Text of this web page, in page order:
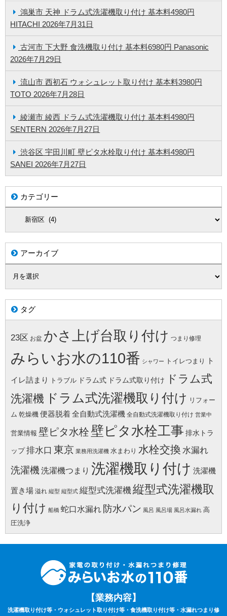
鴻巣市 天神 ドラム式洗濯機取り付け 基本料4980円
HITACHI 2026年7月31日
古河市 下大野 食洗機取り付け 基本料6980円 Panasonic
2026年7月29日
流山市 西初石 ウォシュレット取り付け 基本料3980円
TOTO 2026年7月28日
綾瀬市 綾西 ドラム式洗濯機取り付け 基本料4980円
SENTERN 2026年7月27日
渋谷区 宇田川町 壁ピタ水栓取り付け 基本料4980円
SANEI 2026年7月27日
カテゴリー
アーカイブ
タグ
23区 お盆 かさ上げ台取り付け つまり修理
みらいお水の110番 シャワー トイレつまり ト
イレ詰まり トラブル ドラム式 ドラム式取り付け
ドラム式
洗濯機 ドラム式洗濯機取り付け リフォー
ム 乾燥機 便器脱着全自動式洗濯機 全自動式洗濯機取り付け 営業中
営業情報 壁ピタ水栓 壁ピタ水栓工事 排水トラ
ップ排水口 東京 業務用洗濯機 水まわり 水栓交換 水漏れ
洗濯機 洗濯機つまり 洗濯機取り付け 洗濯機
置き場 溢れ 縦型 縦型式 縦型式洗濯機 縦型式洗濯機取
り付け 船橋 蛇口水漏れ 防水パン 風呂 風呂場 風呂水漏れ 高
圧洗浄
【業務内容】
洗濯機取り付け等・ウォシュレット取り付け等・食洗機取り付け等・水漏れつまり修